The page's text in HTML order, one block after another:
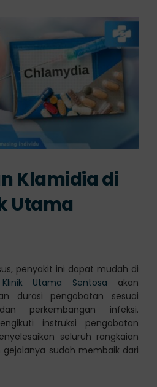
Klamidia di
Utama
penyakit ini dapat mudah di
Klinik Utama Sentosa akan
durasi pengobatan sesuai
perkembangan infeksi.
instruksi pengobatan
seluruh rangkaian
sudah membaik dari